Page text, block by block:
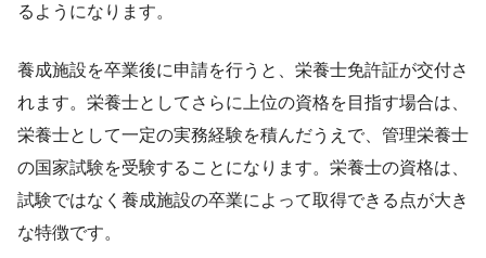
るようになります。
養成施設を卒業後に申請を行うと、栄養士免許証が交付さ
れます。栄養士としてさらに上位の資格を目指す場合は、
栄養士として一定の実務経験を積んだうえで、管理栄養士
の国家試験を受験することになります。栄養士の資格は、
試験ではなく養成施設の卒業によって取得できる点が大き
な特徴です。